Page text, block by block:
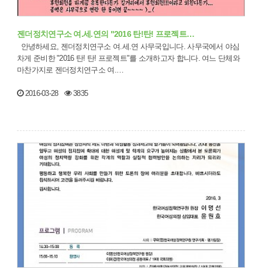
젠더정치연구소 여.세.연의 "2016 탄!탄! 프로젝트…
차게 준비한 "2016 탄! 탄! 프로젝트"를 소개하고자 합니다. 여느 단체와
마찬가지로 젠더정치연구소 여.…
2016-03-28 3835